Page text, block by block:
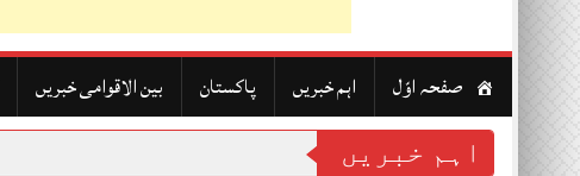
صفحہ اوّل اہم خبریں پاکستان بین الاقوامی خبریں
اہم خبریں